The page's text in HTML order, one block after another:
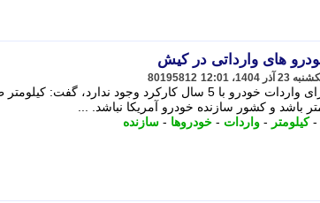
های وارداتی در کیش
80195812
او با اشاره به اینکه محدودیتی برای واردات خودرو با 5 سال کارکرد
-کیلومتر - واردات - خودروها - سازنده